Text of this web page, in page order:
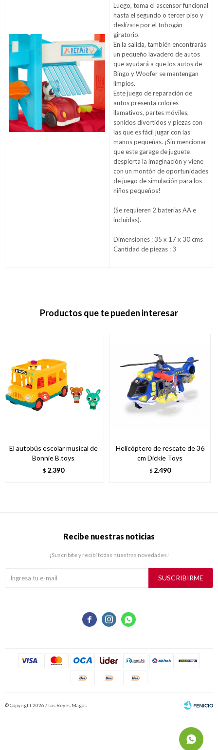
Luego, toma el ascensor funcional
hasta el segundo o tercer piso y
deslízate por el tobogán
giratorio.
En la salida, también encontrarás
un pequeño lavadero de autos
que ayudará a que los autos de
Bingo y Woofer se mantengan
limpios.
Este juego de reparación de
autos presenta colores
llamativos, partes móviles,
sonidos divertidos y piezas con
las que es fácil jugar con las
manos pequeñas. ¡Sin mencionar
que este garage de juguete
despierta la imaginación y viene
con un montón de oportunidades
de juego de simulación para los
niños pequeños!
(Se requieren 2 baterías AA e
incluidas).
Dimensiones : 35 x 17 x 30 cms
Cantidad de piezas : 3
Productos que te pueden interesar
El autobús escolar musical de
Bonnie B.toys
$ 2.390
Helicóptero de rescate de 36
cm Dickie Toys
$ 2.490
  
Recibe nuestras noticias
¡Suscribite y recibí todas nuestras novedades!
SUSCRIBIRME
© Copyright 2026 / Los Reyes Magos